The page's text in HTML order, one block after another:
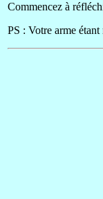
Commencez à
PS : Votre arme